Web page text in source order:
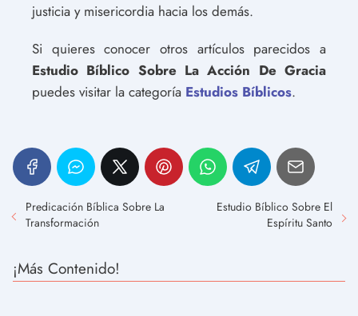
justicia y misericordia hacia los demás.
Si quieres conocer otros artículos parecidos a
Estudio Bíblico Sobre La Acción De Gracia
puedes visitar la categoría Estudios Bíblicos.
Predicación Bíblica Sobre La
Transformación
Estudio Bíblico Sobre El
Espíritu Santo
¡Más Contenido!